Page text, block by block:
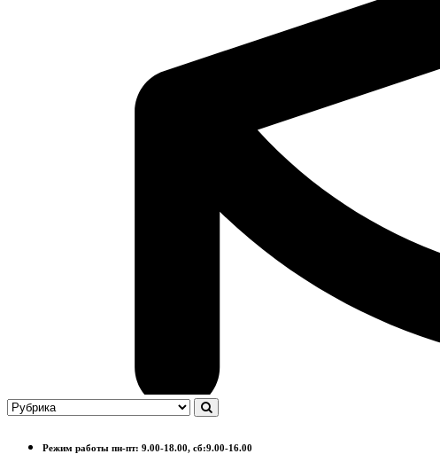
Режим работы пн-пт: 9.00-18.00, сб:9.00-16.00